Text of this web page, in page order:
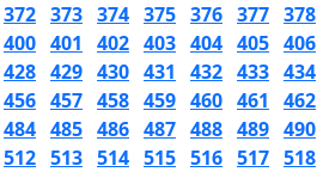
372 373 374 375 376 377 378
400 401 402 403 404 405 406
428 429 430 431 432 433 434
456 457 458 459 460 461 462
484 485 486 487 488 489 490
512 513 514 515 516 517 518